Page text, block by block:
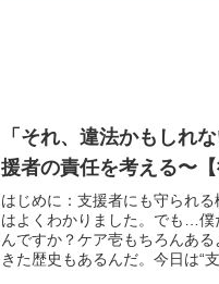
「それ、違法かもしれ
援者の責任を考える〜【
はじめに：支援者にも守られ
はよくわかりました。でも…僕
んですか？ケア壱もちろんあ
きた歴史もあるんだ。今日は“